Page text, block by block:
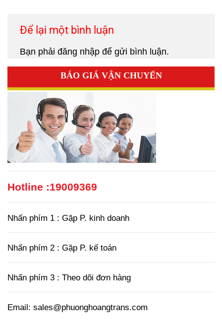
Để lại một bình luận
Bạn phải đăng nhập để gửi bình luận.
BÁO GIÁ VẬN CHUYỂN
Hotline :19009369
Nhấn phím 1 : Gặp P. kinh doanh
Nhấn phím 2 : Gặp P. kế toán
Nhấn phím 3 : Theo dõi đơn hàng
Email: sales@phuonghoangtrans.com